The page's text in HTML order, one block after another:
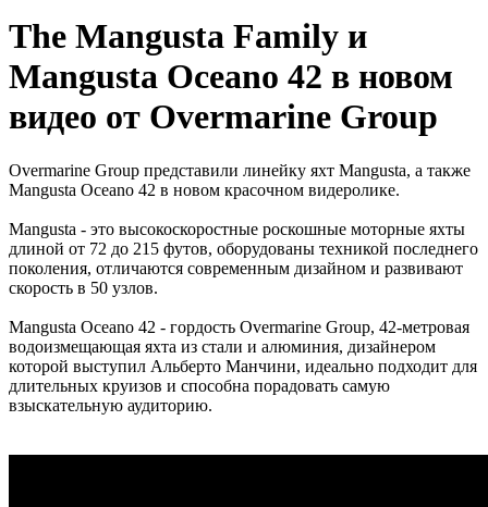
The Mangusta Family и
Mangusta Oceano 42 в новом
видео от Overmarine Group
Overmarine Group представили линейку яхт Mangusta, а также
Mangusta Oceano 42 в новом красочном видеролике.
Mangusta - это высокоскоростные роскошные моторные яхты
длиной от 72 до 215 футов, оборудованы техникой последнего
поколения, отличаются современным дизайном и развивают
скорость в 50 узлов.
Mangusta Oceano 42 - гордость Overmarine Group, 42-метровая
водоизмещающая яхта из стали и алюминия, дизайнером
которой выступил Альберто Манчини, идеально подходит для
длительных круизов и способна порадовать самую
взыскательную аудиторию.